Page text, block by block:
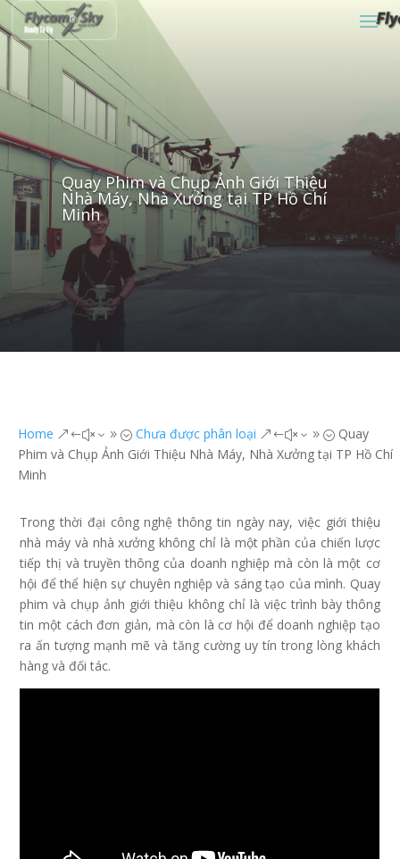
Quay Phim và Chụp Ảnh Giới Thiệu
Nhà Máy, Nhà Xưởng tại TP Hồ Chí
Minh
Home &#x39; Chưa được phân loại &#x39; Quay
Phim và Chụp Ảnh Giới Thiệu Nhà Máy, Nhà Xưởng tại TP Hồ Chí
Minh
Trong thời đại công nghệ thông tin ngày nay, việc giới thiệu
nhà máy và nhà xưởng không chỉ là một phần của chiến lược
tiếp thị và truyền thông của doanh nghiệp mà còn là một cơ
hội để thể hiện sự chuyên nghiệp và sáng tạo của mình. Quay
phim và chụp ảnh giới thiệu không chỉ là việc trình bày thông
tin một cách đơn giản, mà còn là cơ hội để doanh nghiệp tạo
ra ấn tượng mạnh mẽ và tăng cường uy tín trong lòng khách
hàng và đối tác.